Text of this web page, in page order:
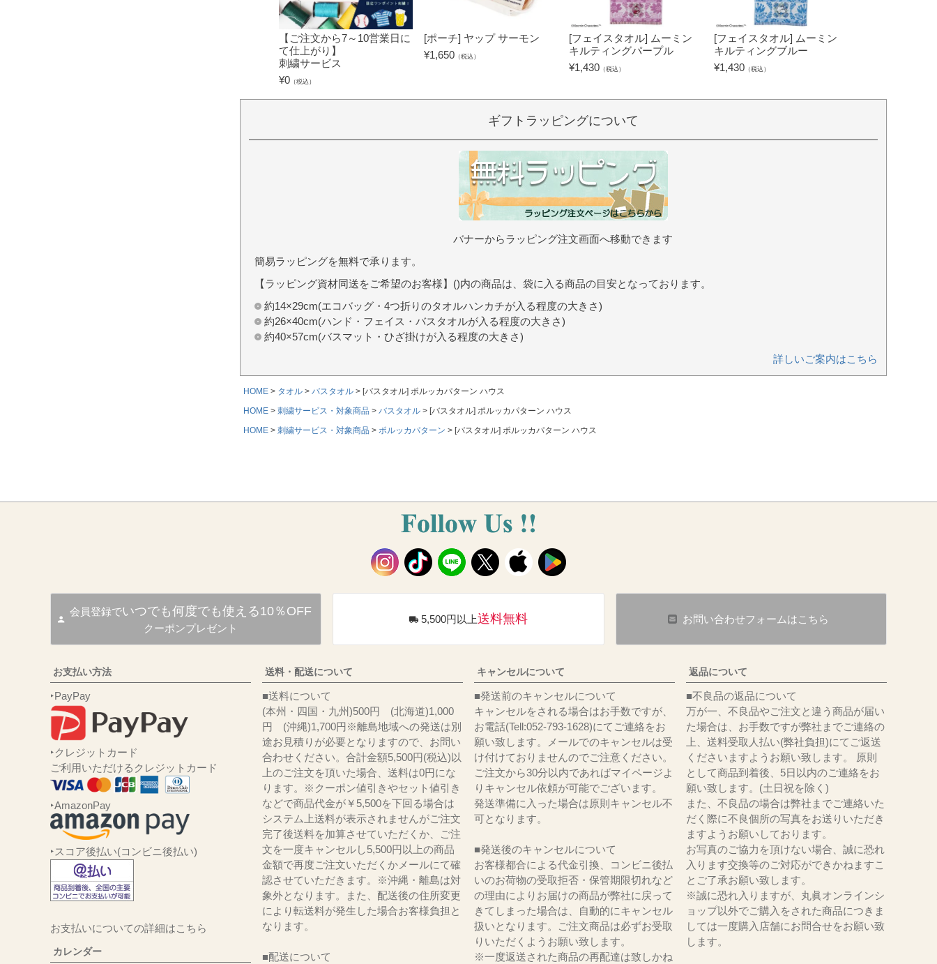
【ご注文から7～10営業日に
て仕上がり】
刺繍サービス
¥0 （税込）
[ポーチ] ヤップ サーモン
¥1,650 （税込）
[フェイスタオル] ムーミン
キルティングパープル
¥1,430 （税込）
[フェイスタオル] ムーミン
キルティングブルー
¥1,430 （税込）
ギフトラッピングについて
バナーからラッピング注文画面へ移動できます
簡易ラッピングを無料で承ります。
【ラッピング資材同送をご希望のお客様】()内の商品は、袋に入る商品の目安となっております。
約14×29cm(エコバッグ・4つ折りのタオルハンカチが入る程度の大きさ)
約26×40cm(ハンド・フェイス・バスタオルが入る程度の大きさ)
約40×57cm(バスマット・ひざ掛けが入る程度の大きさ)
詳しいご案内はこちら
HOME タオル バスタオル
[バスタオル] ポルッカパターン ハウス
HOME
刺繍サービス・対象商品 バスタオル
[バスタオル] ポルッカパターン ハウス
HOME
刺繍サービス・対象商品 ポルッカパターン [バスタオル] ポルッカパターン ハウス
会員登録でいつでも何度でも使える10％OFF
クーポンプレゼント
5,500円以上送料無料 お問い合わせフォームはこちら
お支払い方法
‣PayPay
‣クレジットカード
ご利用いただけるクレジットカード
‣AmazonPay
‣スコア後払い(コンビニ後払い)
お支払いについての詳細はこちら
カレンダー
送料・配送について
■送料について
(本州・四国・九州)500円 (北海道)1,000
円 (沖縄)1,700円※離島地域への発送は別
途お見積りが必要となりますので、お問い
合わせください。合計金額5,500円(税込)以
上のご注文を頂いた場合、送料は0円にな
ります。※クーポン値引きやセット値引き
などで商品代金が￥5,500を下回る場合は
システム上送料が表示されませんがご注文
完了後送料を加算させていただくか、ご注
文を一度キャンセルし5,500円以上の商品
金額で再度ご注文いただくかメールにて確
認させていただきます。※沖縄・離島は対
象外となります。また、配送後の住所変更
により転送料が発生した場合お客様負担と
なります。
■配送について
キャンセルについて
■発送前のキャンセルについて
キャンセルをされる場合はお手数ですが、
お電話(Tell:052-793-1628)にてご連絡をお
願い致します。メールでのキャンセルは受
け付けておりませんのでご注意ください。
ご注文から30分以内であればマイページよ
りキャンセル依頼が可能でございます。
発送準備に入った場合は原則キャンセル不
可となります。
■発送後のキャンセルについて
お客様都合による代金引換、コンビニ後払
いのお荷物の受取拒否・保管期限切れなど
の理由によりお届けの商品が弊社に戻って
きてしまった場合は、自動的にキャンセル
扱いとなります。ご注文商品は必ずお受取
りいただくようお願い致します。
※一度返送された商品の再配達は致しかね
返品について
■不良品の返品について
万が一、不良品やご注文と違う商品が届い
た場合は、お手数ですが弊社までご連絡の
上、送料受取人払い(弊社負担)にてご返送
くださいますようお願い致します。 原則
として商品到着後、5日以内のご連絡をお
願い致します。(土日祝を除く)
また、不良品の場合は弊社までご連絡いた
だく際に不良個所の写真をお送りいただき
ますようお願いしております。
お写真のご協力を頂けない場合、誠に恐れ
入ります交換等のご対応ができかねますこ
とご了承お願い致します。
※誠に恐れ入りますが、丸眞オンラインシ
ョップ以外でご購入をされた商品につきま
しては一度購入店舗にお問合せをお願い致
します。